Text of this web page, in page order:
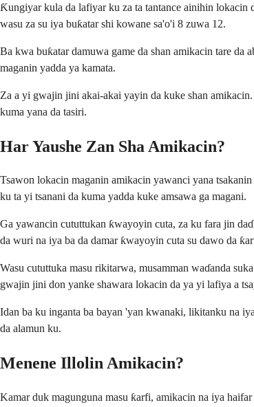
Ƙungiyar kula da lafiyar ku za ta tantance ainihin lokacin
wasu za su iya buƙatar shi kowane sa'o'i 8 zuwa 12.
Ba kwa buƙatar damuwa game da shan amikacin tare da
maganin yadda ya kamata.
Za a yi gwajin jini akai-akai yayin da kuke shan
kuma yana da tasiri.
Har Yaushe Zan Sha Amikacin?
Tsawon lokacin maganin amikacin yawanci yana
ku ta yi tsanani da kuma yadda kuke amsawa ga magani.
Ga yawancin cututtukan ƙwayoyin cuta, za ku fara jin
da wuri na iya ba da damar ƙwayoyin cuta su dawo da
Wasu cututtuka masu rikitarwa, musamman waɗanda
gwajin jini don yanke shawara lokacin da ya yi lafiya a
Idan ba ku inganta ba bayan 'yan kwanaki, likitanku na
da alamun ku.
Menene Illolin Amikacin?
Kamar duk magunguna masu ƙarfi, amikacin na iya